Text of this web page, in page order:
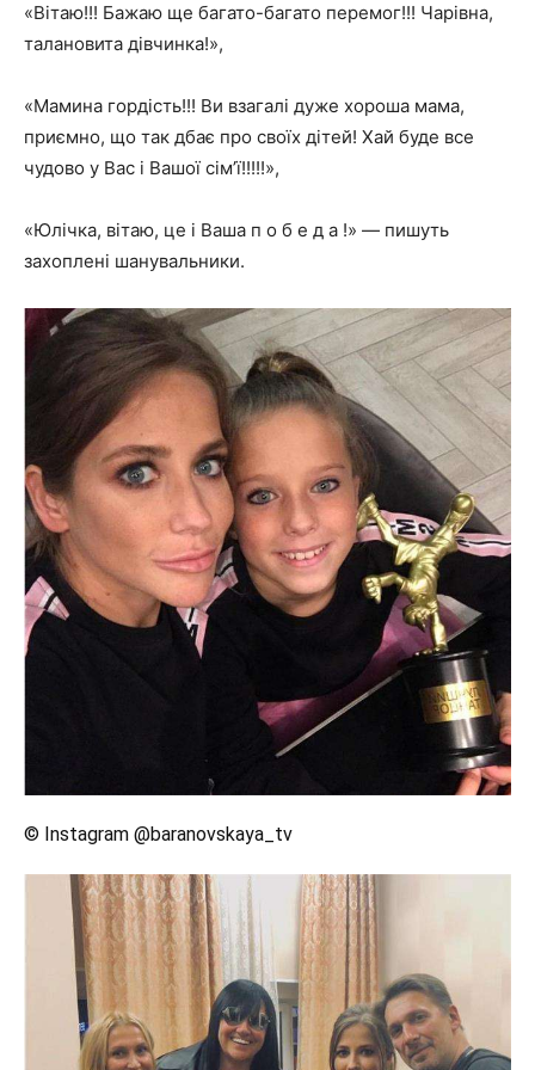
«Вітаю!!! Бажаю ще багато-багато перемог!!! Чарівна,
талановита дівчинка!»,
«Мамина гордість!!! Ви взагалі дуже хороша мама,
приємно, що так дбає про своїх дітей! Хай буде все
чудово у Вас і Вашої сім’ї!!!!!»,
«Юлічка, вітаю, це і Ваша п о б е д а !» — пишуть
захоплені шанувальники.
© Instagram @baranovskaya_tv